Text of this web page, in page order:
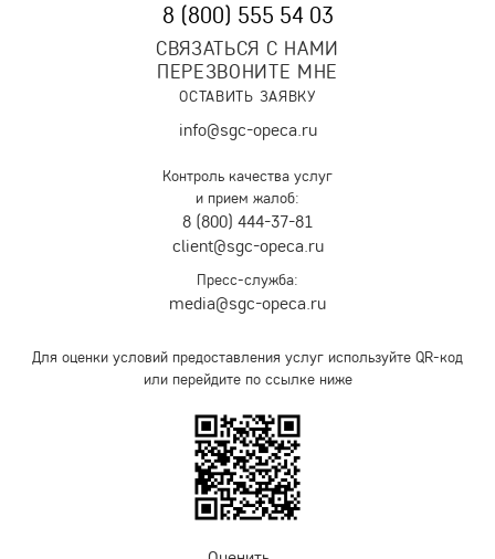
8 (800) 555 54 03
СВЯЗАТЬСЯ С НАМИ
ПЕРЕЗВОНИТЕ МНЕ
ОСТАВИТЬ ЗАЯВКУ
info@sgc-opeca.ru
Контроль качества услуг
и прием жалоб:
8 (800) 444-37-81
client@sgc-opeca.ru
Пресс-служба:
media@sgc-opeca.ru
Для оценки условий предоставления услуг используйте QR-код
или перейдите по ссылке ниже